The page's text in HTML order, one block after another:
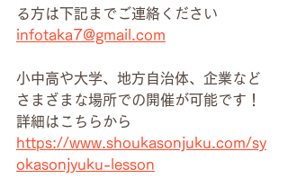
る方は下記までご連絡ください
infotaka7@gmail.com
小中高や大学、地方自治体、企業など
さまざまな場所での開催が可能です！
詳細はこちらから
https://www.shoukasonjuku.com/sy
okasonjyuku-lesson